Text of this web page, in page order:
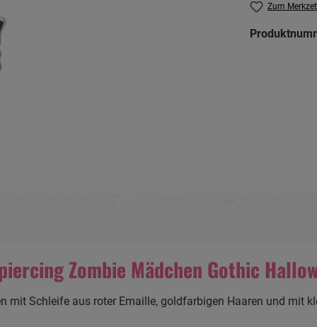
Zum
Zombie Mädchen Gothic
mit Schleife aus roter Emaille, goldfarbigen Haaren und mit